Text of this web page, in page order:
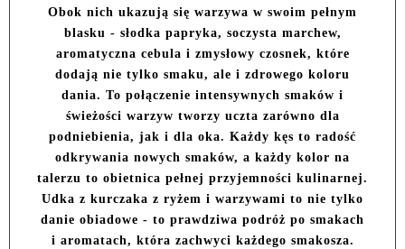
Obok nich ukazują się warzywa w swoim pełnym
blasku - słodka papryka, soczysta marchew,
aromatyczna cebula i zmysłowy czosnek, które
dodają nie tylko smaku, ale i zdrowego koloru
dania. To połączenie intensywnych smaków i
świeżości warzyw tworzy uczta zarówno dla
podniebienia, jak i dla oka. Każdy kęs to radość
odkrywania nowych smaków, a każdy kolor na
talerzu to obietnica pełnej przyjemności kulinarnej.
Udka z kurczaka z ryżem i warzywami to nie tylko
danie obiadowe - to prawdziwa podróż po smakach
i aromatach, która zachwyci każdego smakosza.